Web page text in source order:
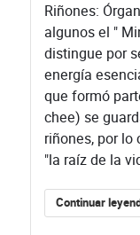
Riñones:
algunos el "
distingue por
energía
que formó
chee) se
riñones, por
"la raíz de la
Continuar